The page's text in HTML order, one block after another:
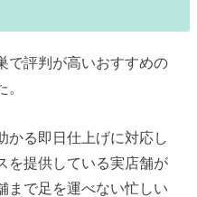
で評判が高いおすすめの
かる即日仕上げに対応し
を提供している実店舗が
まで足を運べない忙しい